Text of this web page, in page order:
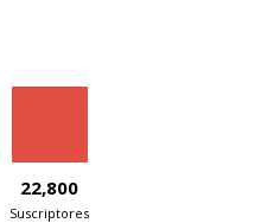
22,800
Suscriptores